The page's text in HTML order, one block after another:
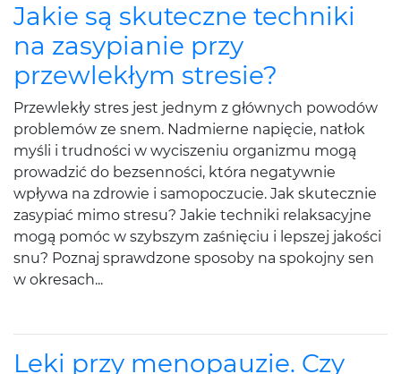
Jakie są skuteczne techniki
na zasypianie przy
przewlekłym stresie?
Przewlekły stres jest jednym z głównych powodów
problemów ze snem. Nadmierne napięcie, natłok
myśli i trudności w wyciszeniu organizmu mogą
prowadzić do bezsenności, która negatywnie
wpływa na zdrowie i samopoczucie. Jak skutecznie
zasypiać mimo stresu? Jakie techniki relaksacyjne
mogą pomóc w szybszym zaśnięciu i lepszej jakości
snu? Poznaj sprawdzone sposoby na spokojny sen
w okresach...
Leki przy menopauzie. Czy